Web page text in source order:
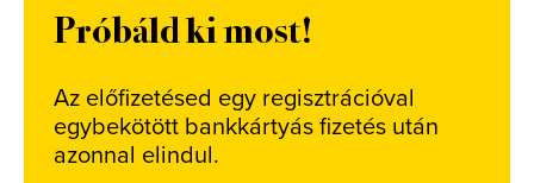
Próbáld ki most!
Az előfizetésed egy regisztrációval
egybekötött bankkártyás fizetés után
azonnal elindul.